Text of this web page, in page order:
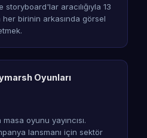
storyboard'lar aracılığıyla 13
birinin arkasında görsel
Oyunları
oyunu yayıncısı.
lansmanı için sektör